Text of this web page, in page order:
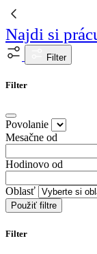
Najdi si
Filter
Filter
Povolanie
Mesačne od
Hodinovo od
Oblasť
Použiť filtre
Filter